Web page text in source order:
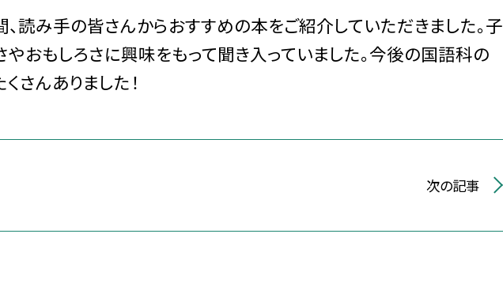
読み手の皆さんからおすすめの本をご紹介していただきました。子
やおもしろさに興味をもって聞き入っていました。今後の国語科の
さんありました！
次の記事